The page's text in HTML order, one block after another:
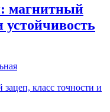
магнитный
устойчивость